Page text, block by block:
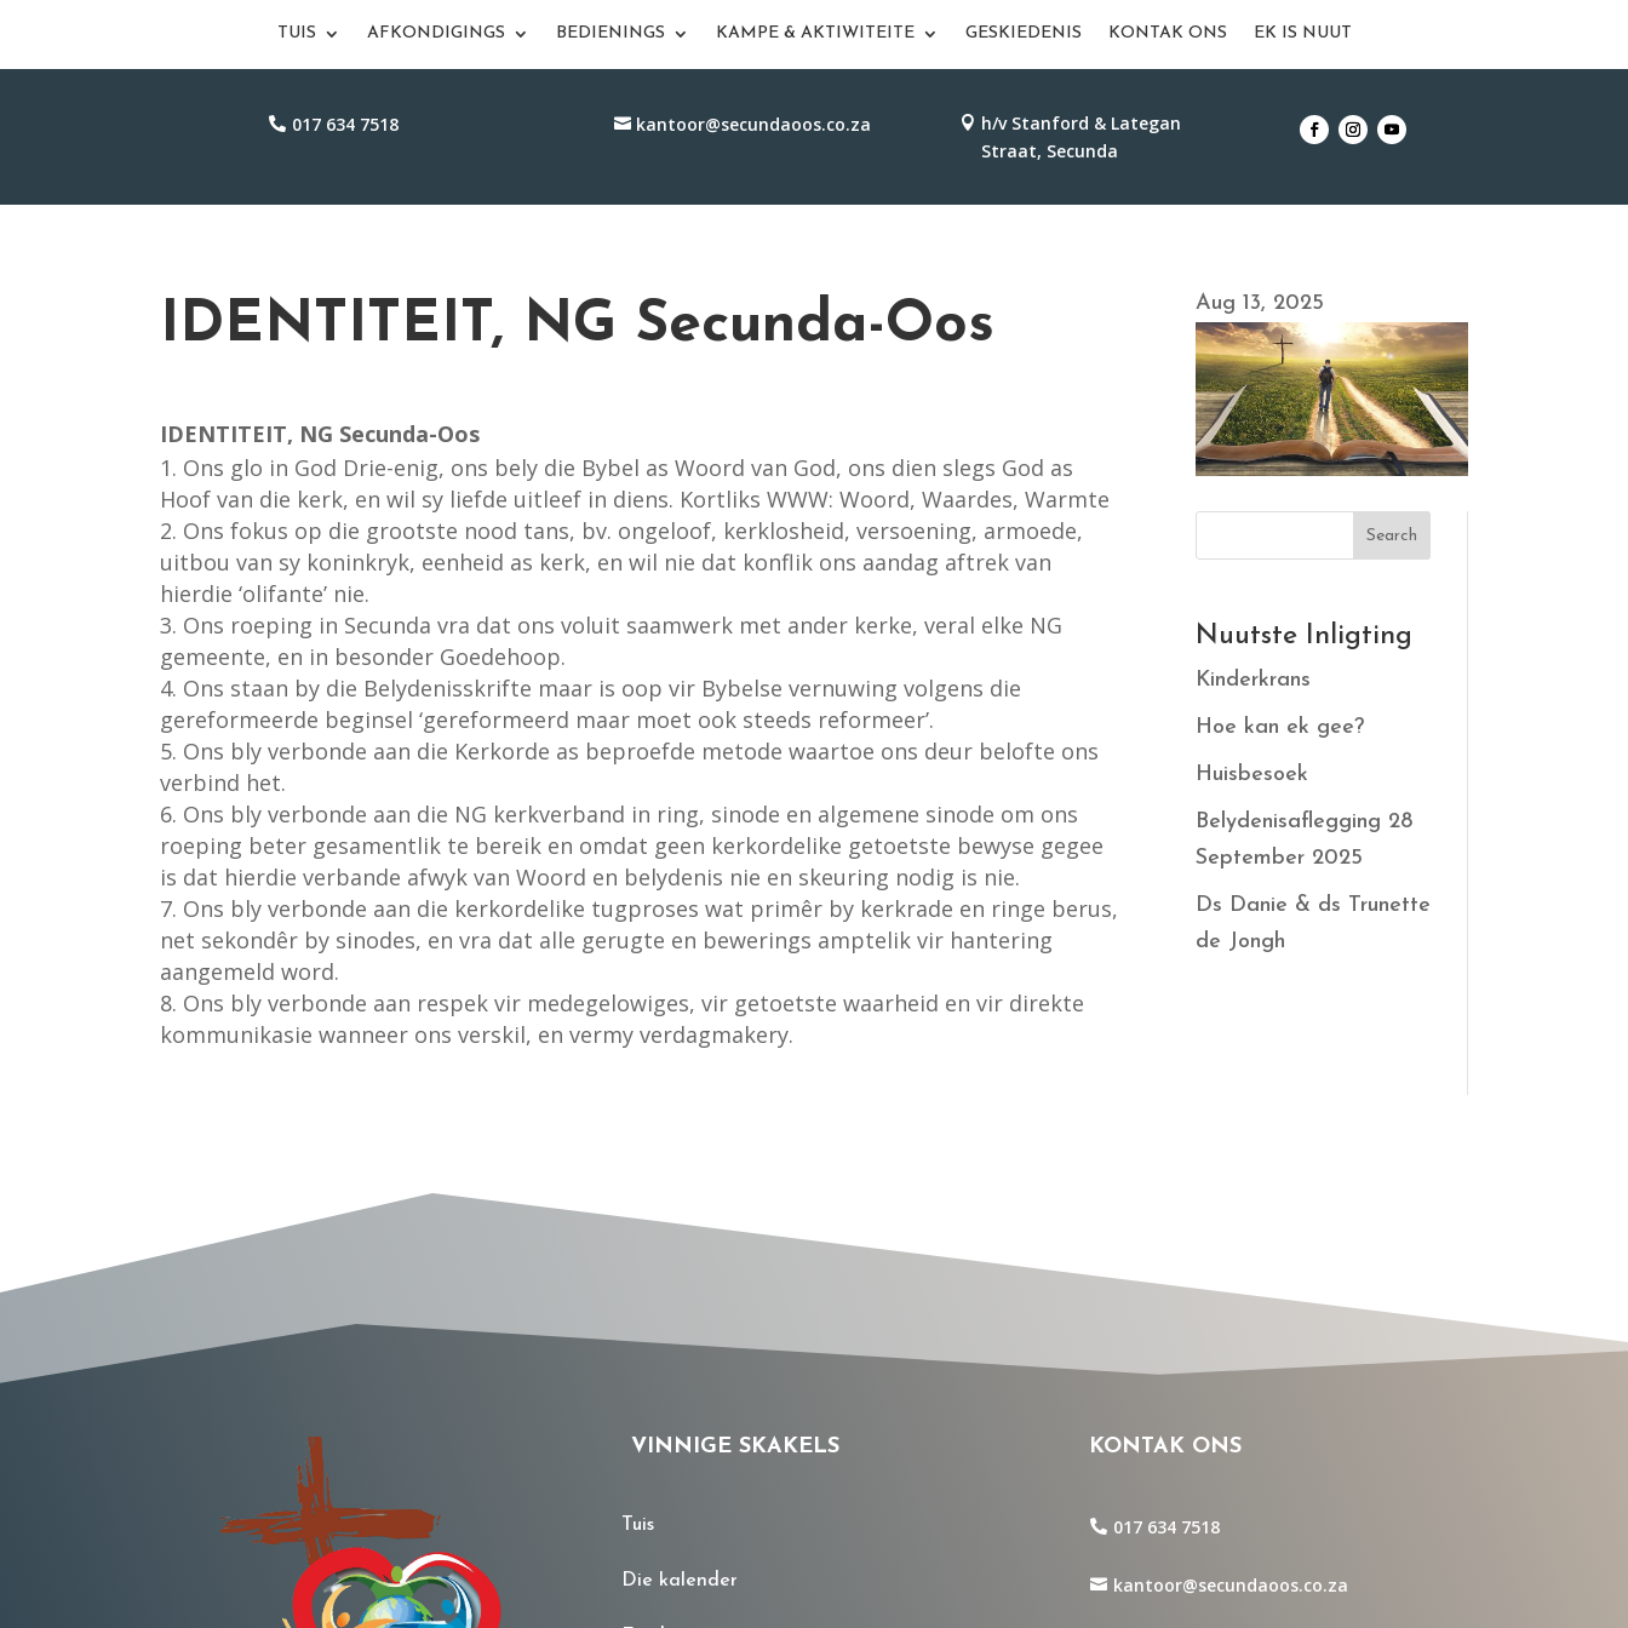
TUIS AFKONDIGINGS BEDIENINGS KAMPE & AKTIWITEITE GESKIEDENIS KONTAK ONS EK IS NUUT
017 634 7518 kantoor@secundaoos.co.za
h/v Stanford & Lategan
Straat, Secunda
IDENTITEIT, NG Secunda-Oos
IDENTITEIT, NG Secunda-Oos
Ons glo in God Drie-enig, ons bely die Bybel as Woord van God, ons dien slegs God as
Hoof van die kerk, en wil sy liefde uitleef in diens. Kortliks WWW: Woord, Waardes, Warmte
Ons fokus op die grootste nood tans, bv. ongeloof, kerklosheid, versoening, armoede,
uitbou van sy koninkryk, eenheid as kerk, en wil nie dat konflik ons aandag aftrek van
hierdie ‘olifante’ nie.
Ons roeping in Secunda vra dat ons voluit saamwerk met ander kerke, veral elke NG
gemeente, en in besonder Goedehoop.
Ons staan by die Belydenisskrifte maar is oop vir Bybelse vernuwing volgens die
gereformeerde beginsel ‘gereformeerd maar moet ook steeds reformeer’.
Ons bly verbonde aan die Kerkorde as beproefde metode waartoe ons deur belofte ons
verbind het.
Ons bly verbonde aan die NG kerkverband in ring, sinode en algemene sinode om ons
roeping beter gesamentlik te bereik en omdat geen kerkordelike getoetste bewyse gegee
is dat hierdie verbande afwyk van Woord en belydenis nie en skeuring nodig is nie.
Ons bly verbonde aan die kerkordelike tugproses wat primêr by kerkrade en ringe berus,
net sekondêr by sinodes, en vra dat alle gerugte en bewerings amptelik vir hantering
aangemeld word.
Ons bly verbonde aan respek vir medegelowiges, vir getoetste waarheid en vir direkte
kommunikasie wanneer ons verskil, en vermy verdagmakery.
Aug 13, 2025
Search
Nuutste Inligting
Kinderkrans
Hoe kan ek gee?
Huisbesoek
Belydenisaflegging 28
September 2025
Ds Danie & ds Trunette
de Jongh
VINNIGE SKAKELS
Tuis
Die kalender
KONTAK ONS
017 634 7518
kantoor@secundaoos.co.za